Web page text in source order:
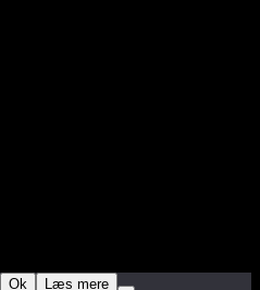
Ok Læs mere